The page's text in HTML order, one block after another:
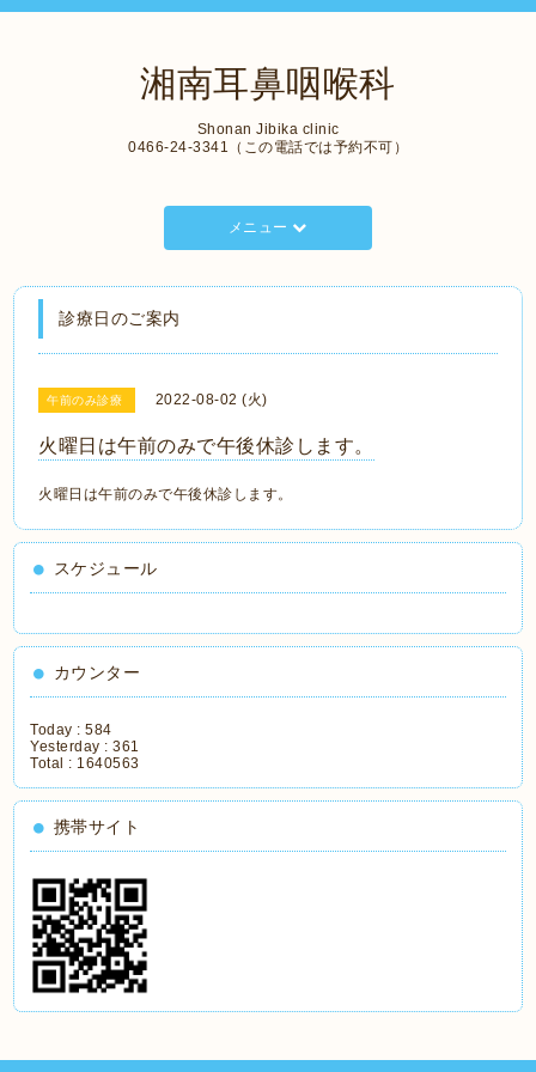
湘南耳鼻咽喉科
Shonan Jibika clinic
0466-24-3341（この電話では予約不可）
メニュー
診療日のご案内
午前のみ診療 2022-08-02 (火)
火曜日は午前のみで午後休診します。
火曜日は午前のみで午後休診します。
スケジュール
カウンター
Today :584
Yesterday :361
Total : 1640563
携帯サイト